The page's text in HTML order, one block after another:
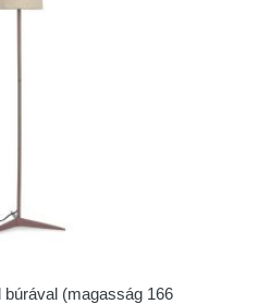
(magasság 166